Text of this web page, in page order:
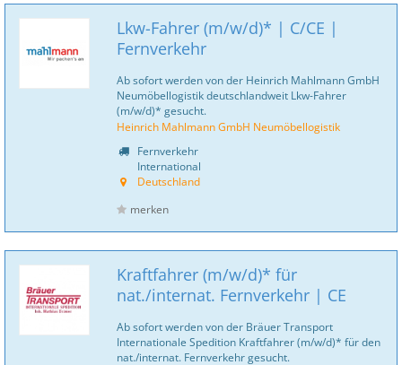
Lkw-Fahrer (m/w/d)* | C/CE |
Fernverkehr
Ab sofort werden von der Heinrich Mahlmann GmbH
Neumöbellogistik deutschlandweit Lkw-Fahrer
(m/w/d)* gesucht.
Heinrich Mahlmann GmbH Neumöbellogistik
Fernverkehr
International
Deutschland
merken
Kraftfahrer (m/w/d)* für
nat./internat. Fernverkehr | CE
Ab sofort werden von der Bräuer Transport
Internationale Spedition Kraftfahrer (m/w/d)* für den
nat./internat. Fernverkehr gesucht.